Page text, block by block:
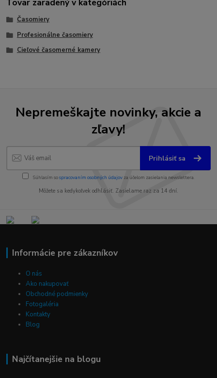
Tovar zaradený v kategóriách
Časomiery
Profesionálne časomiery
Cieľové časomerné kamery
Nepremeškajte novinky, akcie a
zľavy!
Prihlásiť sa
Súhlasím sospracovaním osobných údajov za účelom zasielania newslettera.
Môžete sa kedykoľvek odhlásiť. Zasielame raz za 14 dní.
Informácie pre zákazníkov
O nás
Ako nakupovať
Obchodné podmienky
Fotogaléria
Kontakty
Blog
Najčítanejšie na blogu